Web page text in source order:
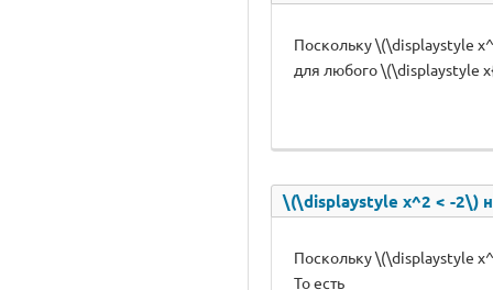
Поскольку \(\displaystyle
для любого \(\displaystyle
\(\displaystyle x^2 < -2\)
Поскольку \(\displaystyle
То есть